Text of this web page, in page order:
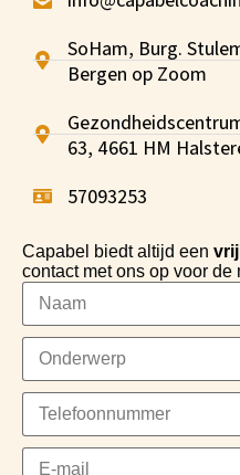
SoHam, Burg.
Bergen op Zoom
63, 4661 HM
57093253
Capabel biedt altijd een
contact met ons op voor de